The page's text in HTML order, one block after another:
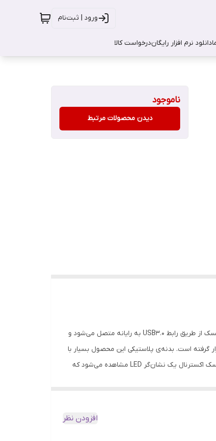
ورود | ثبت‌نام
دانلود نرم افزار رایگاندرخواست کالا
ناموجود
دیدن محصولات مرتبط
هارددیسک «Canvio Basics» محصولی از شرکت «توشیبا» است که در گروه هارددیسک‌های اکسترنال قابل حمل قرار می‌گیرد. این هارددیسک از طریق رابط USB3.0 به رایانه متصل می‌شود و
که در یک قاب پلاستیکی بسیار ساده قرار گرفته است. بدنه‌ی پلاستیکی این محصول بسیار با
کیفیت است به‌گونه‌ای که هنگام در دست گرفتنش سادگی منحصر به فرد آن هر سلیقه‌ای را راضی می‌کند. در قسمت بالایی این هارددیسک اکسترنال یک نشان‌گر LED مشاهده می‌شود که
افزودن نظر